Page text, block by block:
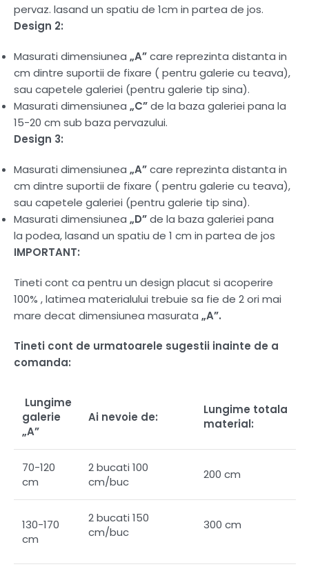
pervaz. lasand un spatiu de 1cm in partea de jos.
Design 2:
Masurati dimensiunea „A”care reprezinta distanta in
cm dintre suportii de fixare ( pentru galerie cu teava),
sau capetele galeriei (pentru galerie tip sina).
Masurati dimensiunea „C”de la baza galeriei pana la
15-20 cm sub baza pervazului.
Design 3:
Masurati dimensiunea „A”care reprezinta distanta in
cm dintre suportii de fixare ( pentru galerie cu teava),
sau capetele galeriei (pentru galerie tip sina).
Masurati dimensiunea „D”de la baza galeriei pana
la podea, lasand un spatiu de 1 cm in partea de jos
IMPORTANT:
Tineti cont ca pentru un design placut si acoperire
100% , latimea materialului trebuie sa fie de 2 ori mai
mare decat dimensiunea masurata „A”.
Tineti cont de urmatoarele sugestii inainte de a
comanda:
Lungime
galerie
„A”
Ai nevoie de:
Lungime totala
material:
70-120
cm
2 bucati 100
cm/buc
200 cm
130-170
cm
2 bucati 150
cm/buc
300 cm